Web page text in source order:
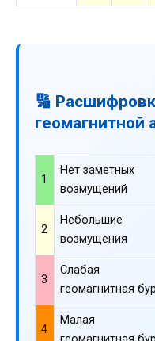
🔢
геомагнитной
1
Нет заметных
возмущений
2
Небольшие
возмущения
3
Слабая
геомагнитная
4
Малая